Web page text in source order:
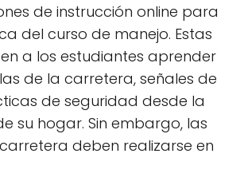
de instrucción online para
del curso de manejo. Estas
a los estudiantes aprender
de la carretera, señales de
de seguridad desde la
su hogar. Sin embargo, las
deben realizarse en